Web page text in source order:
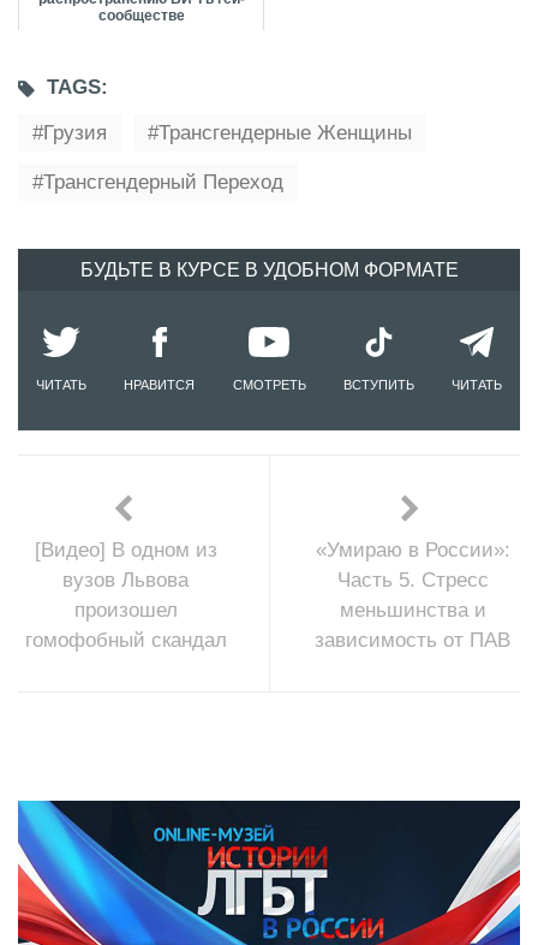
сообществе
TAGS:
Грузия
Трансгендерные Женщины
Трансгендерный Переход
БУДЬТЕ В КУРСЕ В УДОБНОМ ФОРМАТЕ
ЧИТАТЬ НРАВИТСЯ СМОТРЕТЬ ВСТУПИТЬ ЧИТАТЬ
[Видео] В одном из
вузов Львова
произошел
гомофобный скандал
«Умираю в России»:
Часть 5. Стресс
меньшинства и
зависимость от ПАВ